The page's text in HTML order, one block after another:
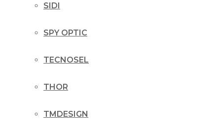
SIDI
SPY OPTIC
TECNOSEL
THOR
TMDESIGN